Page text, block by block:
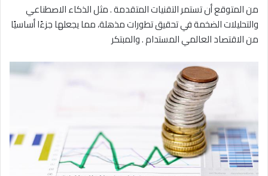
من المتوقع أن تستمر التقنيات المتقدمة . مثل الذكاء الاصطناعي
والتحليلات الضخمة في تحقيق تطورات مذهلة، مما يجعلها جزءًا أساسيًا
من الاقتصاد العالمي المستدام . والمبتكر